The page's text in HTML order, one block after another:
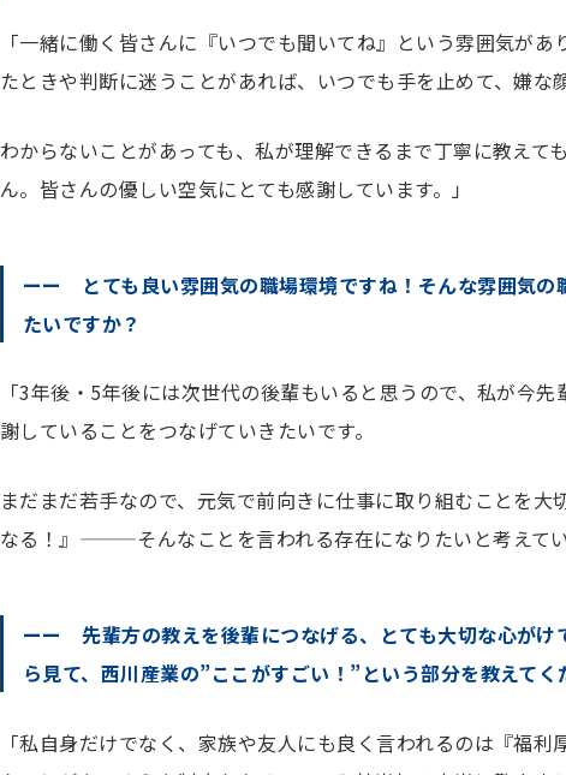
「一緒に働く皆さんに『いつでも聞いてね』という雰囲気が
たときや判断に迷うことがあれば、いつでも手を止めて、嫌な
わからないことがあっても、私が理解できるまで丁寧に教えて
ん。皆さんの優しい空気にとても感謝しています。」
ーー とても良い雰囲気の職場環境ですね！そんな雰囲気の
たいですか？
「3年後・5年後には次世代の後輩もいると思うので、私が今
謝していることをつなげていきたいです。
まだまだ若手なので、元気で前向きに仕事に取り組むことを
なる！』———そんなことを言われる存在になりたいと考えてい
ーー 先輩方の教えを後輩につなげる、とても大切な心が
ら見て、西川産業の”ここがすごい！”という部分を教えてく
「私自身だけでなく、家族や友人にも良く言われるのは『福